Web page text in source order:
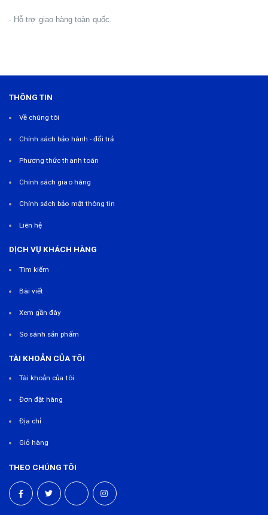
- Hỗ trợ giao hàng toàn quốc.
THÔNG TIN
Về chúng tôi
Chính sách bảo hành - đổi trả
Phương thức thanh toán
Chính sách giao hàng
Chính sách bảo mật thông tin
Liên hệ
DỊCH VỤ KHÁCH HÀNG
Tìm kiếm
Bài viết
Xem gần đây
So sánh sản phẩm
TÀI KHOẢN CỦA TÔI
Tài khoản của tôi
Đơn đặt hàng
Địa chỉ
Giỏ hàng
THEO CHÚNG TÔI